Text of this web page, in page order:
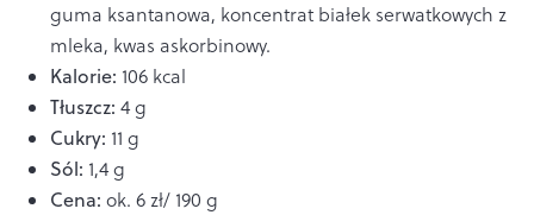
guma ksantanowa, koncentrat białek serwatkowych z
mleka, kwas askorbinowy.
Kalorie: 106 kcal
Tłuszcz: 4 g
Cukry: 11 g
Sól: 1,4 g
Cena: ok. 6 zł/ 190 g